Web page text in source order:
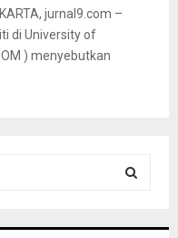
jurnal9.com –
di University of
) menyebutkan